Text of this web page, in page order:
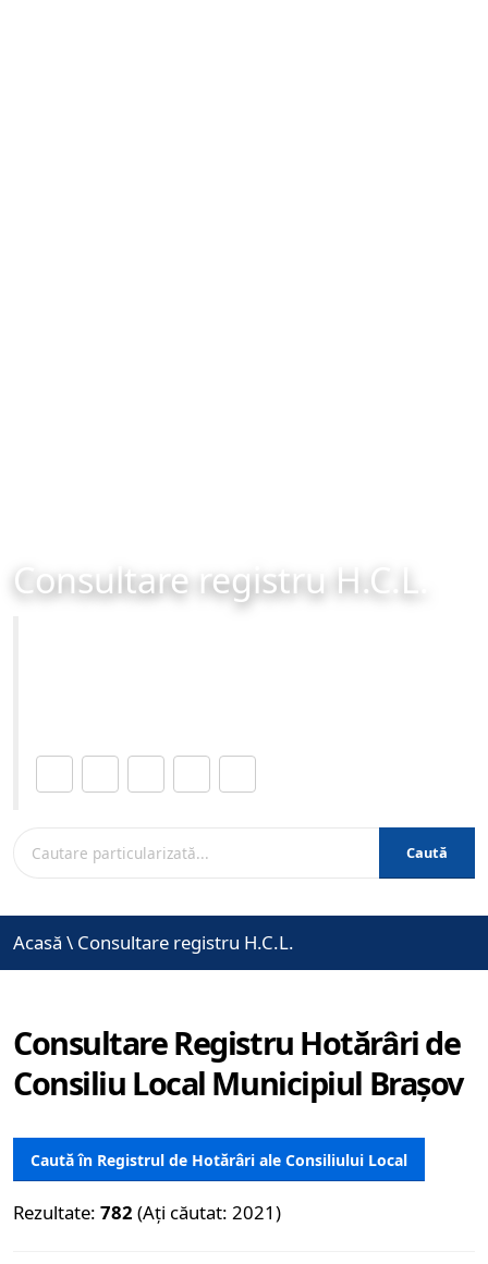
Consultare registru H.C.L.
Caută
Acasă \ Consultare registru H.C.L.
Consultare Registru Hotărâri de
Consiliu Local Municipiul Brașov
Caută în Registrul de Hotărâri ale Consiliului Local
Rezultate: 782 (Ați căutat: 2021)